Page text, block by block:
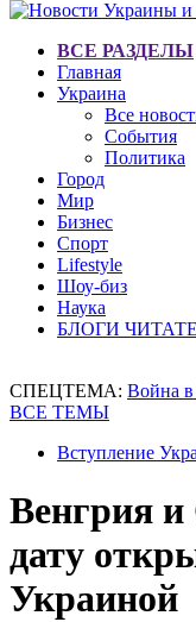
ВСЕ РАЗДЕЛЫ
Главная
Украина
Все
События
Политика
Город
Мир
Бизнес
Спорт
Lifestyle
Шоу-биз
Наука
БЛОГИ
СПЕЦТЕМА: Война
ВСЕ ТЕМЫ
Вступление
Венгрия и
дату
Украиной